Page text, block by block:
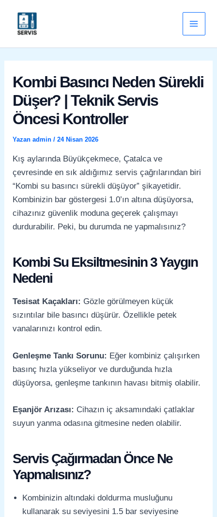
Main
Kombi Basıncı Neden Sürekli
Düşer? | Teknik Servis
Öncesi Kontroller
Yazan admin/24 Nisan 2026
Kış aylarında Büyükçekmece, Çatalca ve
çevresinde en sık aldığımız servis çağrılarından biri
“Kombi su basıncı sürekli düşüyor” şikayetidir.
Kombinizin bar göstergesi 1.0’ın altına düşüyorsa,
cihazınız güvenlik moduna geçerek çalışmayı
durdurabilir. Peki, bu durumda ne yapmalısınız?
Kombi Su Eksiltmesinin 3 Yaygın
Nedeni
Tesisat Kaçakları: Gözle görülmeyen küçük
sızıntılar bile basıncı düşürür. Özellikle petek
vanalarınızı kontrol edin.
Genleşme Tankı Sorunu: Eğer kombiniz çalışırken
basınç hızla yükseliyor ve durduğunda hızla
düşüyorsa, genleşme tankının havası bitmiş olabilir.
Eşanjör Arızası: Cihazın iç aksamındaki çatlaklar
suyun yanma odasına gitmesine neden olabilir.
Servis Çağırmadan Önce Ne
Yapmalısınız?
Kombinizin altındaki doldurma musluğunu
kullanarak su seviyesini 1.5 bar seviyesine